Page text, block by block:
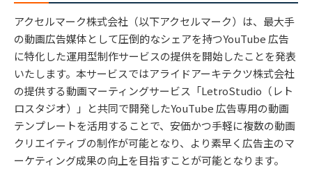
アクセルマーク株式会社（以下アクセルマーク）は、最大手
の動画広告媒体として圧倒的なシェアを持つYouTube 広告
に特化した運用型制作サービスの提供を開始したことを発表
いたします。本サービスではアライドアーキテクツ株式会社
の提供する動画マーティングサービス「LetroStudio（レト
ロスタジオ）」と共同で開発したYouTube 広告専用の動画
テンプレートを活用することで、安価かつ手軽に複数の動画
クリエイティブの制作が可能となり、より素早く広告主のマ
ーケティング成果の向上を目指すことが可能となります。